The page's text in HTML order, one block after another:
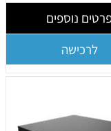
נוספים
לרכישה